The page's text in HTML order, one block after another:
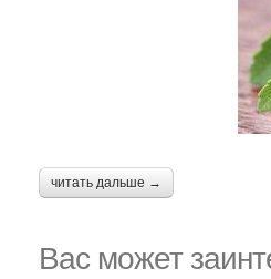
читать дальше →
Вас может